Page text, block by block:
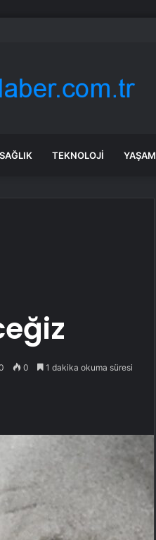
yeni dizisi belli oldu
SAĞLIK TEKNOLOJI YAŞAM
0 1 dakika okuma süresi